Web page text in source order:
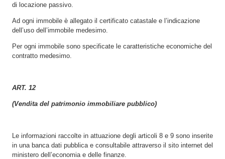
di locazione passivo.
Ad ogni immobile è allegato il certificato catastale e l’indicazione
dell’uso dell’immobile medesimo.
Per ogni immobile sono specificate le caratteristiche economiche del
contratto medesimo.
ART. 12
(Vendita del patrimonio immobiliare pubblico)
Le informazioni raccolte in attuazione degli articoli 8 e 9 sono inserite
in una banca dati pubblica e consultabile attraverso il sito internet del
ministero dell’economia e delle finanze.